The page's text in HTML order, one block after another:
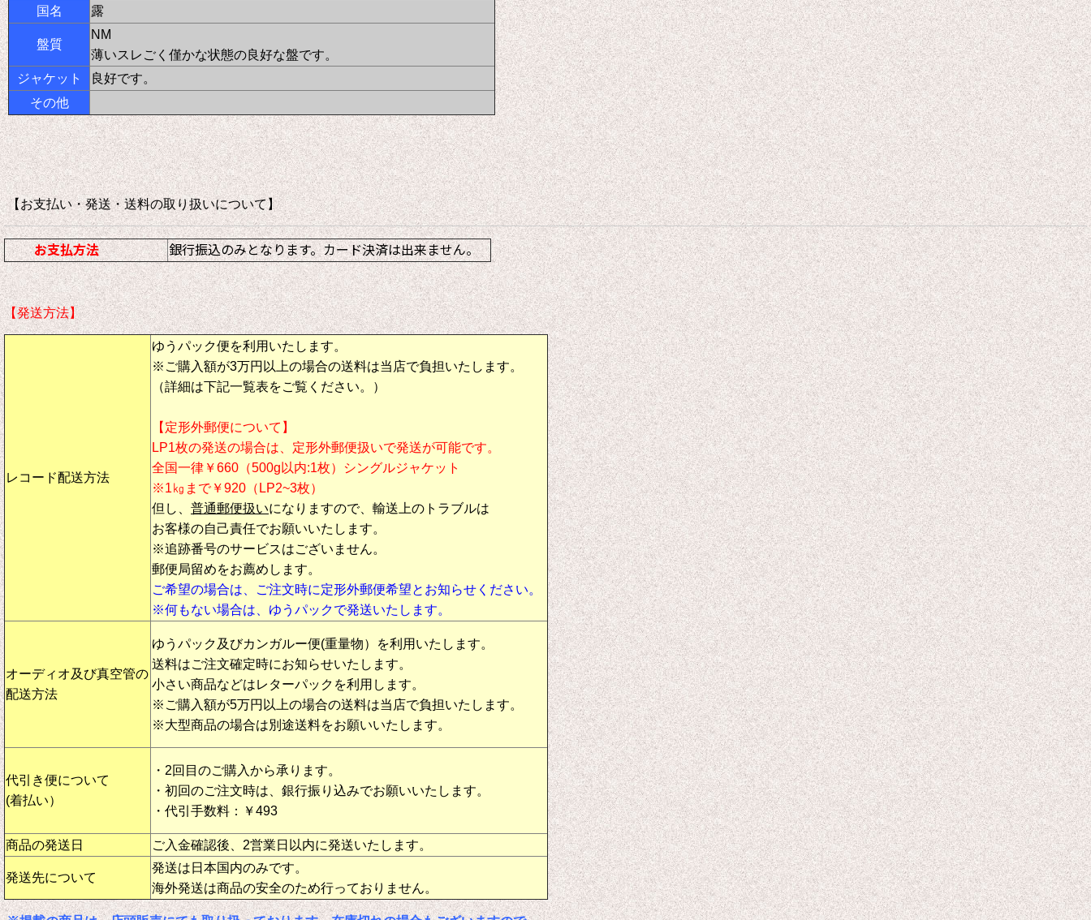
国名
露
盤質
NM
薄いスレごく僅かな状態の良好な盤です。
ジャケット
良好です。
その他
【お支払い・発送・送料の取り扱いについて】
お支払方法 銀行振込のみとなります。カード決済は出来ません。
【発送方法】
レコード配送方法
ゆうパック便を利用いたします。
※ご購入額が3万円以上の場合の送料は当店で負担いたします。
（詳細は下記一覧表をご覧ください。）
【定形外郵便について】
LP1枚の発送の場合は、定形外郵便扱いで発送が可能です。
全国一律￥660（500g以内:1枚）シングルジャケット
※1㎏まで￥920（LP2~3枚）
但し、 普通郵便扱いになりますので、輸送上のトラブルは
お客様の自己責任でお願いいたします。
※追跡番号のサービスはございません。
郵便局留めをお薦めします。
ご希望の場合は、ご注文時に定形外郵便希望とお知らせください。
※何もない場合は、ゆうパックで発送いたします。
オーディオ及び真空管の
配送方法
ゆうパック及びカンガルー便(重量物）を利用いたします。
送料はご注文確定時にお知らせいたします。
小さい商品などはレターパックを利用します。
※ご購入額が5万円以上の場合の送料は当店で負担いたします。
※大型商品の場合は別途送料をお願いいたします。
代引き便について
(着払い）
・2回目のご購入から承ります。
・初回のご注文時は、銀行振り込みでお願いいたします。
・代引手数料：￥493
商品の発送日 ご入金確認後、2営業日以内に発送いたします。
発送先について
発送は日本国内のみです。
海外発送は商品の安全のため行っておりません。